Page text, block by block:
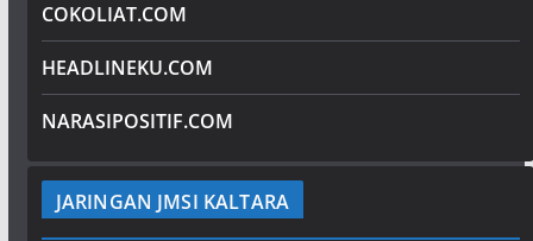
COKOLIAT.COM
HEADLINEKU.COM
NARASIPOSITIF.COM
JARINGAN JMSI KALTARA